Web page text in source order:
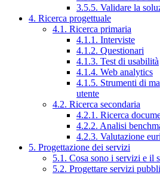
3.5.5. Validare la
4. Ricerca progettuale
4.1. Ricerca primaria
4.1.1. Interviste
4.1.2. Questionari
4.1.3. Test di usabilità
4.1.4. Web analytics
4.1.5. Strumenti di
utente
4.2. Ricerca secondaria
4.2.1. Ricerca
4.2.2. Analisi
4.2.3. Valutazione
5. Progettazione dei servizi
5.1. Cosa sono i servizi e il
5.2. Progettare servizi